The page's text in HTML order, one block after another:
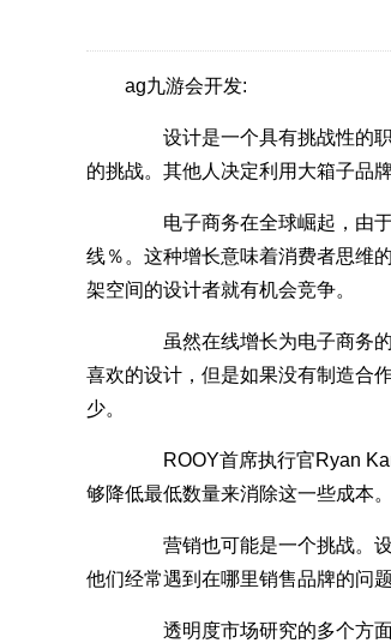
ag九游会开发:
设计是一个具有挑战性的职
的挑战。其他人决定利用大箱子品
电子商务在全球崛起，由于
线％。这种增长意味着消费者思维
架空间的设计者就有机会竞争。
虽然在线增长为电子商务的
喜欢的设计，但是如果没有制造合
少。
ROOY首席执行官Ryan
够降低最低数量来消除这一些成本
营销也可能是一个挑战。设
他们经常遇到在哪里销售品牌的问
透明度市场研究的多个方面